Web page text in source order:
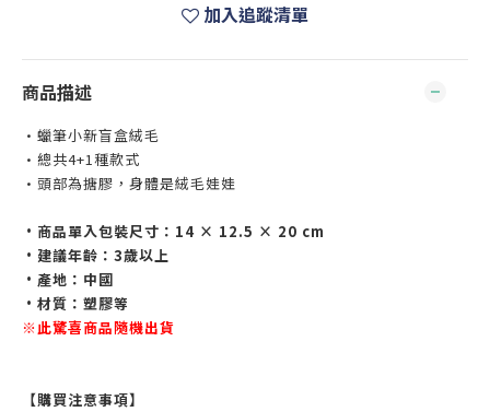
加入追蹤清單
商品描述
•蠟筆小新盲盒絨毛
•總共4+1種款式
•頭部為搪膠，身體是絨毛娃娃
•商品單入包裝尺寸：14 × 12.5 × 20 cm
•建議年齡：3歲以上
•產地：中國
•材質：塑膠等
※此驚喜商品隨機出貨
【購買注意事項】